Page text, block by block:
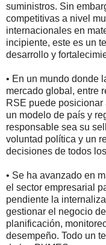
suministros. Sin
competitivas a nivel
internacionales en
incipiente, este es un
desarrollo y
• En un mundo donde
mercado global, entre
RSE puede
un modelo de país y
responsable sea su
voluntad política y un
decisiones de todos
• Se ha avanzado en
el sector empresarial
pendiente la
gestionar el negocio
planificación,
desempeño. Todo un